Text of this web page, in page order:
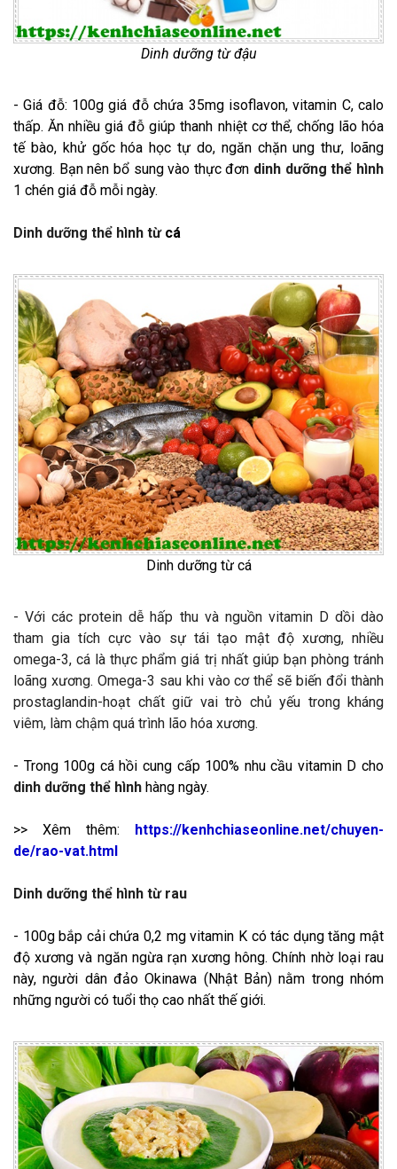
Dinh dưỡng từ đậu
- Giá đỗ: 100g giá đỗ chứa 35mg isoflavon, vitamin C, calo
thấp. Ăn nhiều giá đỗ giúp thanh nhiệt cơ thể, chống lão hóa
tế bào, khử gốc hóa học tự do, ngăn chặn ung thư, loãng
xương. Bạn nên bổ sung vào thực đơn dinh dưỡng thể hình
1 chén giá đỗ mỗi ngày.
Dinh dưỡng thể hình từ cá
Dinh dưỡng từ cá
- Vớicácprotein dễ hấp thuvà nguồn vitamin D dồi dào
tham gia tích cực vào sự tái tạo mật độ xương, nhiều
omega-3, cá là thực phẩm giá trị nhất giúp bạn phòng tránh
loãng xương. Omega-3 sau khi vào cơ thể sẽ biến đổi thành
prostaglandin-hoạt chất giữ vai trò chủ yếu trong kháng
viêm, làm chậm quá trình lão hóa xương.
- Trong 100g cá hồi cung cấp 100% nhu cầu vitamin D cho
dinh dưỡng thể hình hàng ngày.
>> Xêm thêm:
https://kenhchiaseonline.net/chuyen-
de/rao-vat.html
Dinh dưỡng thể hình từ rau
- 100g bắp cải chứa 0,2 mg vitamin K có tác dụng tăng mật
độ xương và ngăn ngừa rạn xương hông. Chính nhờ loại rau
này, người dân đảo Okinawa (Nhật Bản) nằm trong nhóm
những người có tuổi thọ cao nhất thế giới.